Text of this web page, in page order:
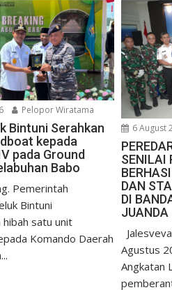
Pelopor Wiratama
Bintuni Serahkan
kepada
pada Ground
Babo
Pemerintah
Bintuni
satu unit
Komando Daerah
6 August
SENILAI
DAN
DI
JUANDA
Agustus
Angkatan